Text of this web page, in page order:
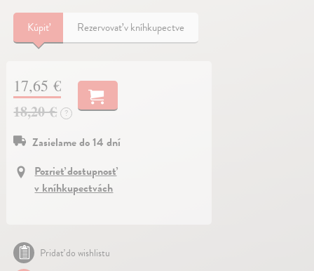
Kúpiť Rezervovať v kníhkupectve
17,65 €
18,20 €
?
Zasielame do 14 dní
Pozrieť dostupnosť
v kníhkupectvách
Pridať do wishlistu